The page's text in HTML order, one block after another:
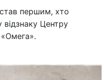
першим, хто
Центру